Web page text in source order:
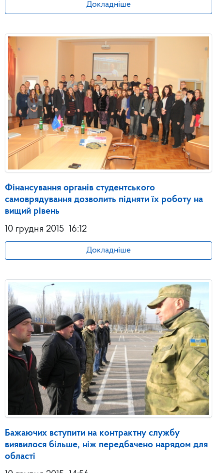
Докладніше
Фінансування органів студентського
самоврядування дозволить підняти їх роботу на
вищий рівень
10 грудня 2015 16:12
Докладніше
Бажаючих вступити на контрактну службу
виявилося більше, ніж передбачено нарядом для
області